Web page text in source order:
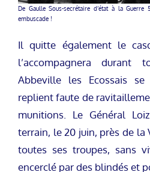
De Gaulle Sous-secrétaire d’état à la
embuscade !
Il quitte également le
l’accompagnera durant
Abbeville les Ecossais
replient faute de
munitions. Le Général
terrain, le 20 juin, près de la
toutes ses troupes, sans
encerclé par des blindés et